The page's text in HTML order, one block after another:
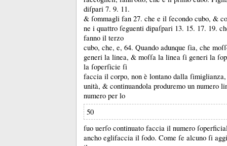
diſpari 7. 9. 11.
& ſommagli fan 27. che e il ſecondo cubo, &
ne i quattro ſeguenti dipaſpari 13. 15. 17. 19.
fanno il terzo
cubo, che, e, 64. Quando adunque ſia, che
generi la linea, & moſſa la linea ſi generi la
la ſoperſicie ſi
faccia il corpo, non è lontano dalla
unità, & continuandola produremo un numero
numero per lo
50
ſuo uerſo continuato faccia il numero
ancho eglifaccia il ſodo. Come ſe alcuno ſi